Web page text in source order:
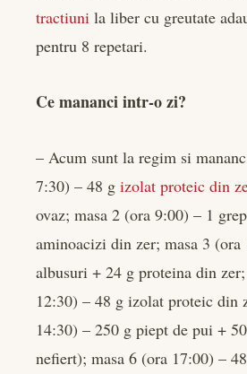
tractiuni la liber cu greutate
pentru 8 repetari.
Ce mananci intr-o zi?
– Acum sunt la regim si
7:30) – 48 g izolat proteic din
ovaz; masa 2 (ora 9:00) – 1
aminoacizi din zer; masa 3 (ora
albusuri + 24 g proteina din
12:30) – 48 g izolat proteic din
14:30) – 250 g piept de pui +
nefiert); masa 6 (ora 17:00) –